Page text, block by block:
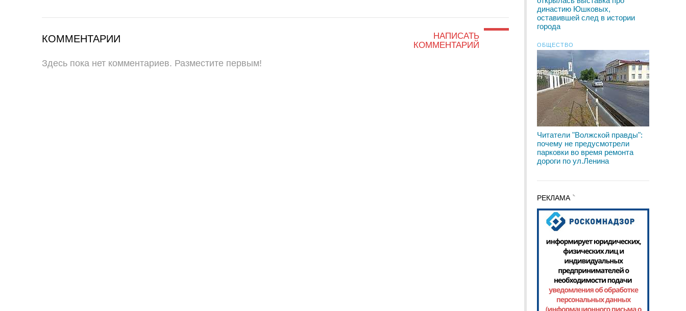
НАПИСАТЬ
КОММЕНТАРИЙ
КОММЕНТАРИИ
Здесь пока нет комментариев. Разместите первым!
династию Юшковых,
оставившей след в истории
города
ОБЩЕСТВО
Читатели "Волжской правды":
почему не предусмотрели
парковки во время ремонта
дороги по ул.Ленина
РЕКЛАМА